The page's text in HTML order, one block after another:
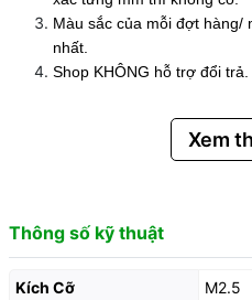
Màu sắc của mỗi đợt hàng/
nhất.
Shop KHÔNG hỗ trợ đổi
Xem
Thông số kỹ thuật
Kích Cỡ
M2.5